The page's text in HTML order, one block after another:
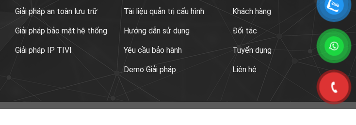
Giải pháp an toàn lưu trữ
Giải pháp bảo mật hệ thống
Giải pháp IP TIVI
Tài liệu quản trị cấu hình
Hướng dẫn sử dụng
Yêu cầu bảo hành
Demo Giải pháp
Khách hàng
Đối tác
Tuyển dụng
Liên hệ